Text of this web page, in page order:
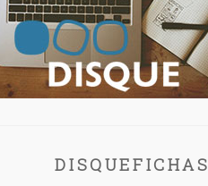
DISQUEFICHAS